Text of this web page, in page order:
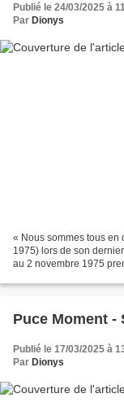
Publié le 24/03/2025 à
Par Dionys
« Nous sommes tous en
1975) lors de son
au 2 novembre 1975
Puce Moment -
Publié le 17/03/2025 à
Par Dionys